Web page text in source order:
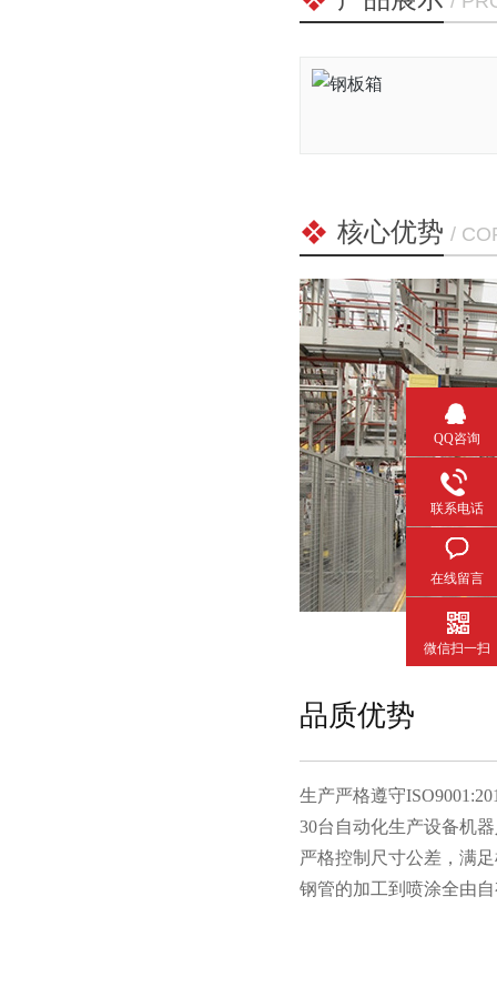
核心优势 /
品质优势
生产严格遵守
30台自动化生产设备机器人
严格控制尺寸公差，满足
钢管的加工到喷涂全由自
QQ咨询
联系电话
在线留言
微信扫一扫